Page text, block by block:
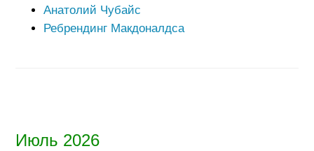
Июль 2026
Анатолий Чубайс
Ребрендинг Макдоналдса